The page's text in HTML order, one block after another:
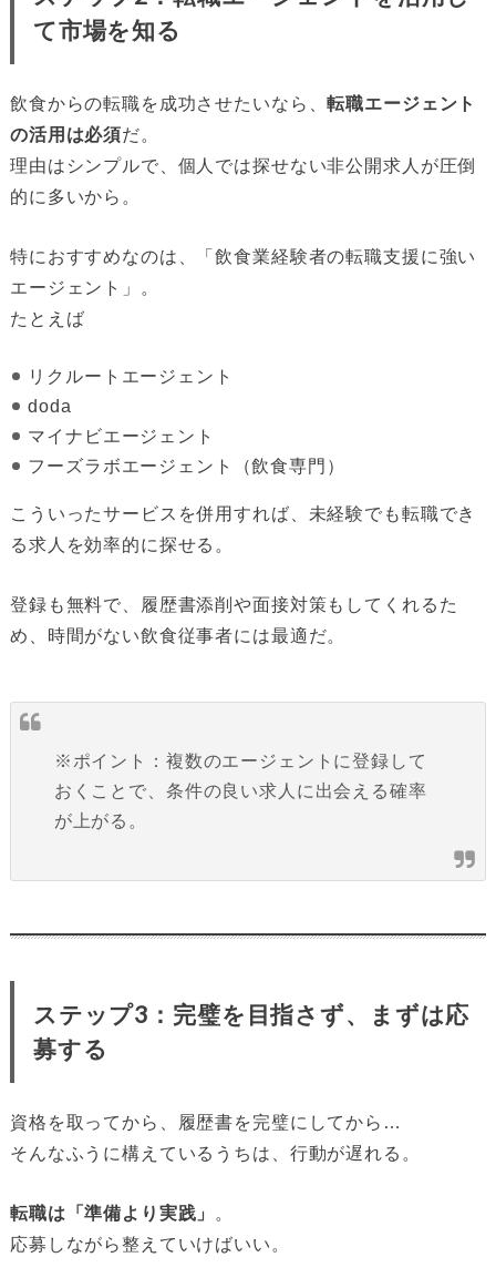
て市場を知る
飲食からの転職を成功させたいなら、転職エージェント
の活用は必須だ。
理由はシンプルで、個人では探せない非公開求人が圧倒
的に多いから。
特におすすめなのは、「飲食業経験者の転職支援に強い
エージェント」。
たとえば
リクルートエージェント
doda
マイナビエージェント
フーズラボエージェント（飲食専門）
こういったサービスを併用すれば、未経験でも転職でき
る求人を効率的に探せる。
登録も無料で、履歴書添削や面接対策もしてくれるた
め、時間がない飲食従事者には最適だ。
※ポイント：複数のエージェントに登録して
おくことで、条件の良い求人に出会える確率
が上がる。
ステップ3：完璧を目指さず、まずは応
募する
資格を取ってから、履歴書を完璧にしてから…
そんなふうに構えているうちは、行動が遅れる。
転職は「準備より実践」 。
応募しながら整えていけばいい。